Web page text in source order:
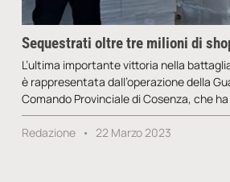
Sequestrati oltre tre milioni di
L’ultima importante vittoria nella
è rappresentata dall’operazione della
Comando Provinciale di Cosenza, che
Redazione 22 Marzo 2023